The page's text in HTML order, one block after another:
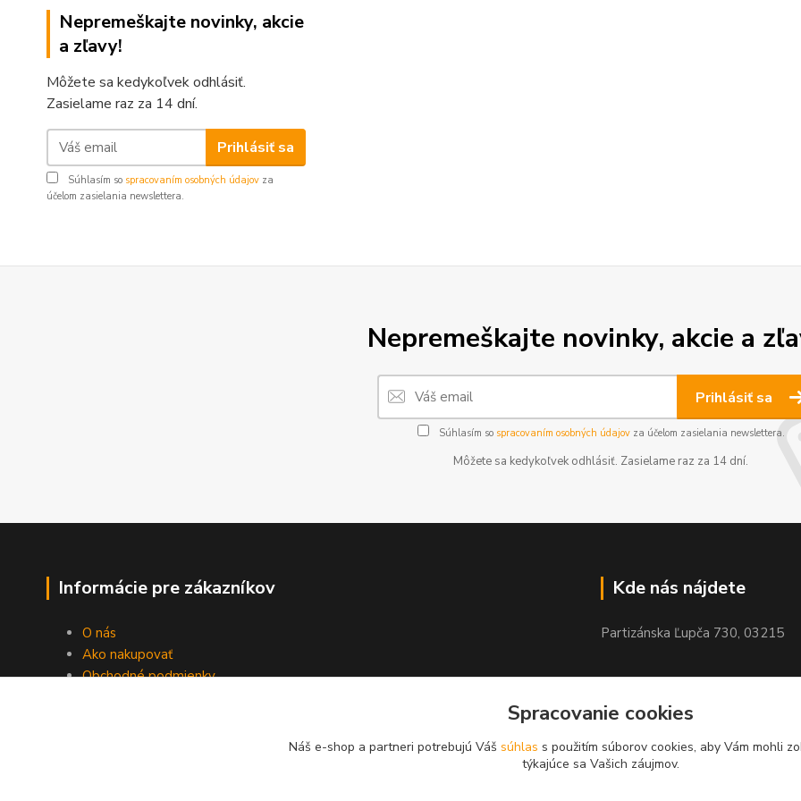
Nepremeškajte novinky, akcie
a zľavy!
Môžete sa kedykoľvek odhlásiť.
Zasielame raz za 14 dní.
Prihlásiť sa
Súhlasím so spracovaním osobných údajov za
účelom zasielania newslettera.
Nepremeškajte novinky, akcie a
Prihlásiť sa
Súhlasím so spracovaním osobných údajovza účelom zasielania newslettera.
Môžete sa kedykoľvek odhlásiť. Zasielame raz za 14 dní.
Informácie pre zákazníkov
O nás
Ako nakupovať
Obchodné podmienky
Kde nás nájdete
Partizánska Ľupča 730, 03215
Spracovanie cookies
Náš e-shop a partneri potrebujú Váš súhlas s použitím súborov cookies, aby Vám mohli
týkajúce sa Vašich záujmov.